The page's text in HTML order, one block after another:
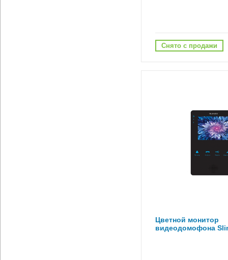
Снято с продажи
Цветной монитор
видеодомофона